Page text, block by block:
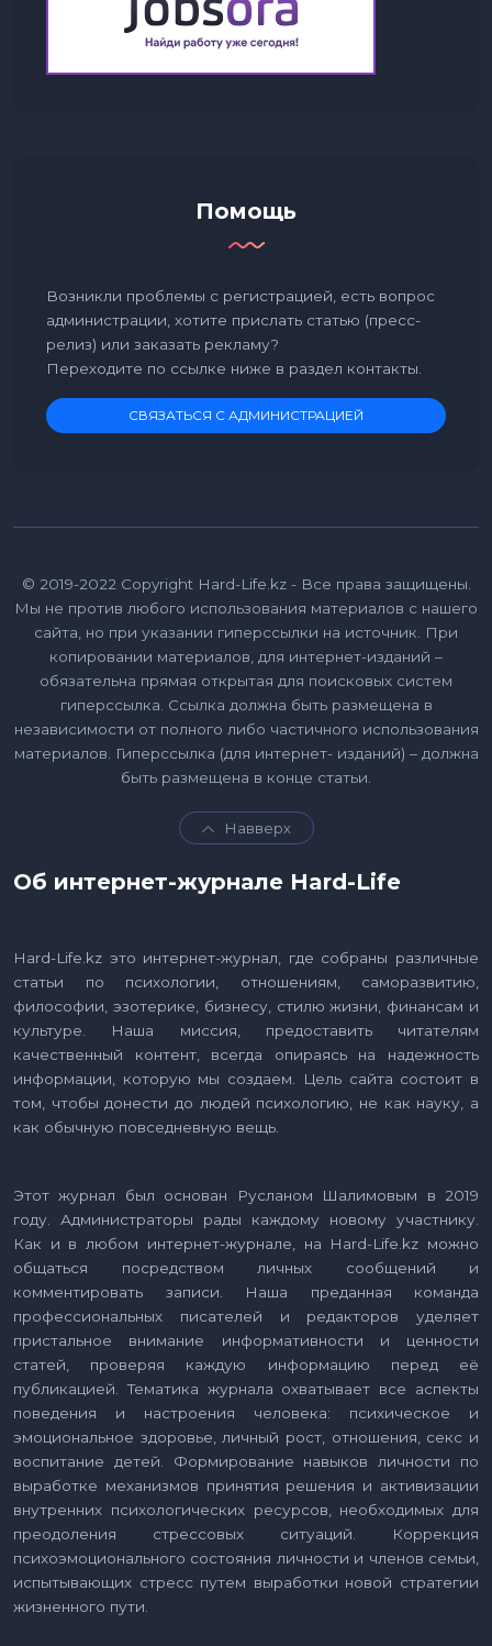
Помощь
Возникли проблемы с регистрацией, есть вопрос
администрации, хотите прислать статью (пресс-
релиз) или заказать рекламу?
Переходите по ссылке ниже в раздел контакты.
СВЯЗАТЬСЯ С АДМИНИСТРАЦИЕЙ
© 2019-2022 Copyright Hard-Life.kz - Все права защищены.
Мы не против любого использования материалов с нашего
сайта, но при указании гиперссылки на источник. При
копировании материалов, для интернет-изданий –
обязательна прямая открытая для поисковых систем
гиперссылка. Ссылка должна быть размещена в
независимости от полного либо частичного использования
материалов. Гиперссылка (для интернет- изданий) – должна
быть размещена в конце статьи.
Навверх
Об интернет-журнале Hard-Life
Hard-Life.kz это интернет-журнал, где собраны различные
статьи по психологии, отношениям, саморазвитию,
философии, эзотерике, бизнесу, стилю жизни, финансам и
культуре. Наша миссия, предоставить читателям
качественный контент, всегда опираясь на надежность
информации, которую мы создаем. Цель сайта состоит в
том, чтобы донести до людей психологию, не как науку, а
как обычную повседневную вещь.
Этот журнал был основан Русланом Шалимовым в 2019
году. Администраторы рады каждому новому участнику.
Как и в любом интернет-журнале, на Hard-Life.kz можно
общаться посредством личных сообщений и
комментировать записи. Наша преданная команда
профессиональных писателей и редакторов уделяет
пристальное внимание информативности и ценности
статей, проверяя каждую информацию перед её
публикацией. Тематика журнала охватывает все аспекты
поведения и настроения человека: психическое и
эмоциональное здоровье, личный рост, отношения, секс и
воспитание детей. Формирование навыков личности по
выработке механизмов принятия решения и активизации
внутренних психологических ресурсов, необходимых для
преодоления стрессовых ситуаций. Коррекция
психоэмоционального состояния личности и членов семьи,
испытывающих стресс путем выработки новой стратегии
жизненного пути.